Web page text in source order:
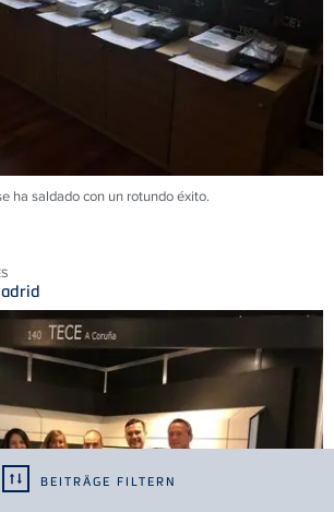
BEITRÄGE FILTERN
ha saldado con un rotundo éxito.